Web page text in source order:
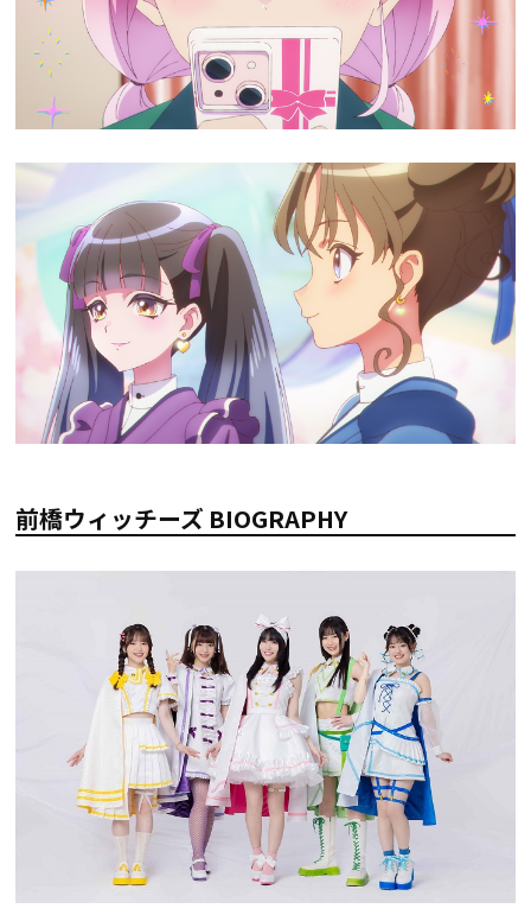
前橋ウィッチーズ BIOGRAPHY